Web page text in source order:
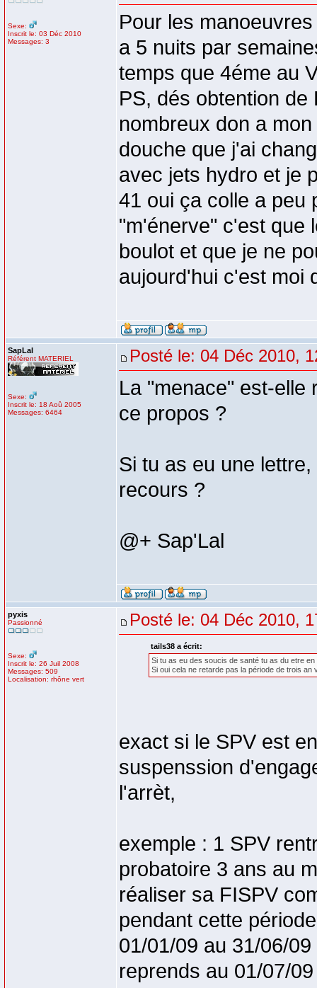
Sexe:
Inscrit le: 03 Déc 2010
Messages: 3
Pour les
a 5 nuits par
temps que 4éme au
PS, dés obtention
nombreux don a
douche que j'ai
avec jets hydro et je
41 oui ça colle a peu
"m'énerve" c'est que
boulot et que je ne
aujourd'hui c'est moi
SapLal
Référent MATERIEL
Sexe:
Inscrit le: 18 Aoû 2005
Messages: 6464
Posté le: 04 Déc 2010,
La "menace" est-elle
ce propos ?
Si tu as eu une
recours ?
@+ Sap'Lal
pyxis
Passionné
Sexe:
Inscrit le: 26 Juil 2008
Messages: 509
Localisation: rhône vert
Posté le: 04 Déc 2010,
tails38 a écrit:
Si tu as eu des soucis de santé tu as du etre en
Si oui cela ne retarde pas la période de trois
exact si le SPV est
suspenssion
l'arrèt,
exemple : 1 SPV
probatoire 3 ans au
réaliser sa FISPV
pendant cette
01/01/09 au 31/06/
reprends au 01/07/